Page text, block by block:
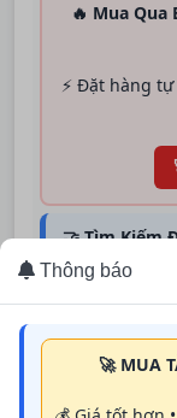
🔥 Mua Qua
⚡ Đặt hàng
🤝 Tìm Kiếm
Đơn vị đào
Trung tâm
Agency
KOL,
🎯 Cùng
học viên và
Thông báo
🚀 MUA